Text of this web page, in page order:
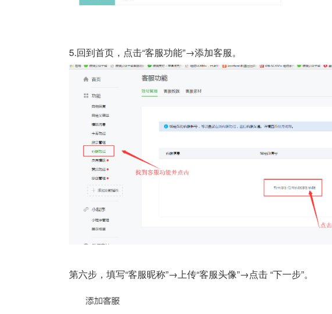
5.回到首页，点击“客服功能”→添加客服。
第六步，填写“客服昵称”→上传“客服头像”→点击 “下一步”。